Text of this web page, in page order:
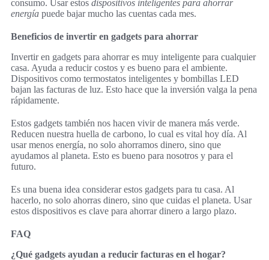
consumo. Usar estos dispositivos inteligentes para ahorrar
energía puede bajar mucho las cuentas cada mes.
Beneficios de invertir en gadgets para ahorrar
Invertir en gadgets para ahorrar es muy inteligente para cualquier
casa. Ayuda a reducir costos y es bueno para el ambiente.
Dispositivos como termostatos inteligentes y bombillas LED
bajan las facturas de luz. Esto hace que la inversión valga la pena
rápidamente.
Estos gadgets también nos hacen vivir de manera más verde.
Reducen nuestra huella de carbono, lo cual es vital hoy día. Al
usar menos energía, no solo ahorramos dinero, sino que
ayudamos al planeta. Esto es bueno para nosotros y para el
futuro.
Es una buena idea considerar estos gadgets para tu casa. Al
hacerlo, no solo ahorras dinero, sino que cuidas el planeta. Usar
estos dispositivos es clave para ahorrar dinero a largo plazo.
FAQ
¿Qué gadgets ayudan a reducir facturas en el hogar?